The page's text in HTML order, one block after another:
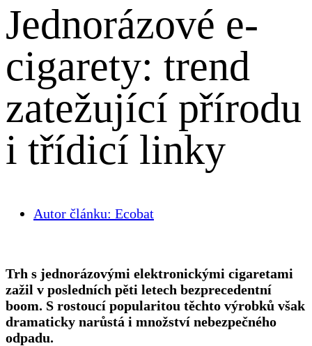
Jednorázové e-
cigarety: trend
zatežující přírodu
i třídicí linky
Autor článku: Ecobat
Trh s jednorázovými elektronickými cigaretami
zažil v posledních pěti letech bezprecedentní
boom. S rostoucí popularitou těchto výrobků však
dramaticky narůstá i množství nebezpečného
odpadu.